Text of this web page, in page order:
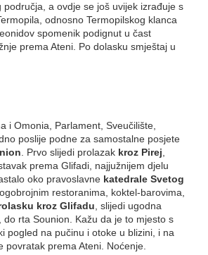
a ovdje se još uvijek izrađuje s
odnosno Termopilskog klanca
spomenik podignut u čast
prema Ateni. Po dolasku smještaj u
i Omonia, Parlament, Sveučilište,
poslije podne za samostalne posjete
. Prvo slijedi prolazak kroz Pirej,
prema Glifadi, najjužnijem djelu
oko pravoslavne katedrale Svetog
restoranima, koktel-barovima,
kroz Glifadu, slijedi ugodna
rta Sounion. Kažu da je to mjesto s
pogled na pučinu i otoke u blizini, i na
povratak prema Ateni. Noćenje.